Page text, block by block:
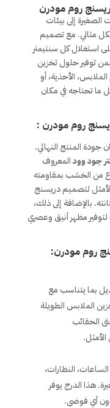
روم مودرن
إلى بيئات
مثالي. مع تصميم
استغلال كل سنتيمتر
توفير حلول تخزين
الأحذية، أو
ما تحتاجه في مكان
روم مودرن :
جودة المنتج النهائي.
جود وودالمعروف
من الخشب بمقاومته
الأمثل لتصميم دريسنج
بالإضافة إلى ذلك،
مظهر أنيق وعصري
روم مودرن:
بما يتناسب مع
الملابس الطويلة
الحقائب
النظارات،
هذا الدرج يوفر
أي فوضى.